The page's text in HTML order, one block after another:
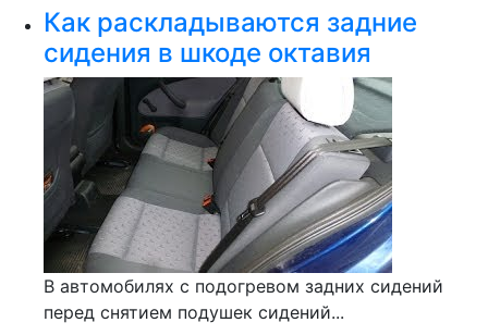
Как раскладываются задние
сидения в шкоде октавия
В автомобилях с подогревом задних сидений
перед снятием подушек сидений...